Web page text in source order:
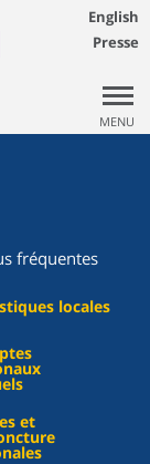
English
Presse
MENU
fréquentes
locales
et